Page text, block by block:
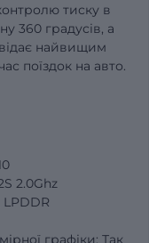
тиску в
360 градусів, а
найвищим
поїздок на авто.
2.0Ghz
LPDDR
графіки: Так